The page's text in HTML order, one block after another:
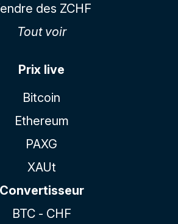
des ZCHF
Tout voir
Prix live
Bitcoin
Ethereum
PAXG
XAUt
Convertisseur
BTC - CHF